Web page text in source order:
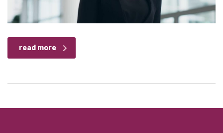
read more